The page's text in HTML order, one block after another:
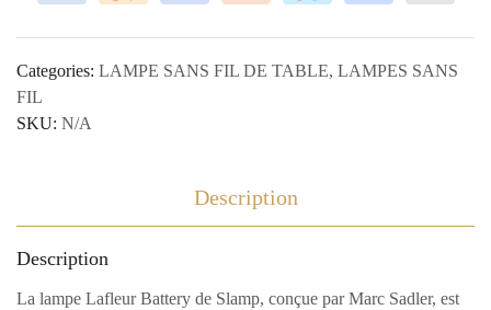
Categories: LAMPE SANS FIL DE TABLE, LAMPES SANS
FIL
SKU: N/A
Description
Description
La lampe Lafleur Battery de Slamp, conçue par Marc Sadler, est